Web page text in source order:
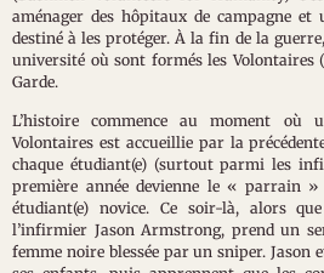
aménager des hôpitaux de campagne et
destiné à les protéger. À la fin de la
université où sont formés les Volontaires
Garde.
L’histoire commence au moment où
Volontaires est accueillie par la
chaque étudiant(e) (surtout parmi les
première année devienne le « parrain
étudiant(e) novice. Ce soir-là, alors
l’infirmier Jason Armstrong, prend un
femme noire blessée par un sniper. Jason